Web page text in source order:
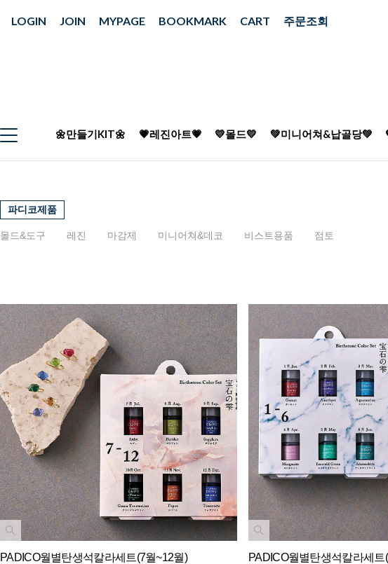
LOGIN JOIN MYPAGE BOOKMARK CART 주문조회
🌼만들기KIT🌼 💗레진아트💗 💛몰드💛 💚미니어쳐&납골당💚
파디코제품
몰드&도구 레진 마감제 미니어쳐&데코 비스트용품 점토
PADICO월별탄생석칼라세트(7월~12월)
PADICO월별탄생석칼라세트